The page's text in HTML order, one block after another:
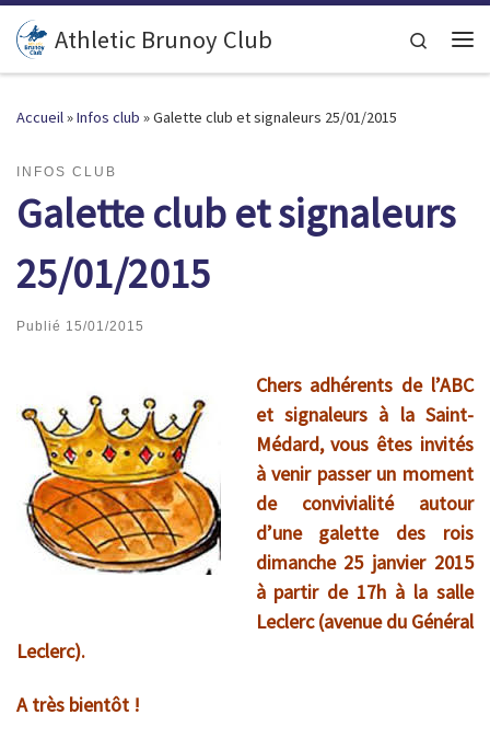
Passer au contenu
Athletic Brunoy Club Search
Accueil»Infos club »Galette club et signaleurs 25/01/2015
INFOS CLUB
Galette club et signaleurs
25/01/2015
Publié 15/01/2015
Chers adhérents de l’ABC
et signaleurs à la Saint-
Médard, vous êtes invités
à venir passer un moment
de convivialité autour
d’une galette des rois
dimanche 25 janvier 2015
à partir de 17h à la salle
Leclerc (avenue du Général
Leclerc).
A très bientôt !